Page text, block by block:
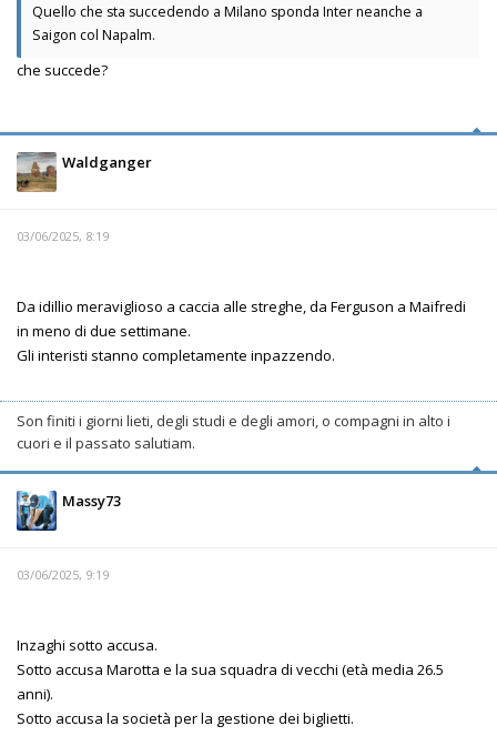
Quello che sta succedendo a Milano sponda Inter neanche a
Saigon col Napalm.
che succede?
Waldganger
03/06/2025, 8:19
Da idillio meraviglioso a caccia alle streghe, da Ferguson a Maifredi
in meno di due settimane.
Gli interisti stanno completamente inpazzendo.
Son finiti i giorni lieti, degli studi e degli amori, o compagni in alto i
cuori e il passato salutiam.
Massy73
03/06/2025, 9:19
Inzaghi sotto accusa.
Sotto accusa Marotta e la sua squadra di vecchi (età media 26.5
anni).
Sotto accusa la società per la gestione dei biglietti.